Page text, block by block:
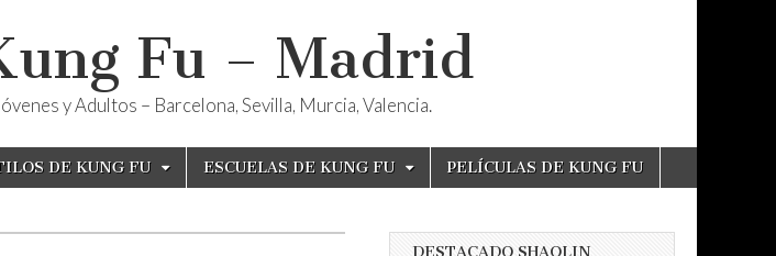
Fu – Madrid
y Adultos – Barcelona, Sevilla, Murcia, Valencia.
DE KUNG FU ESCUELAS DE KUNG FU PELÍCULAS DE KUNG FU
DESTACADO SHAOLIN